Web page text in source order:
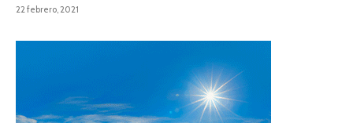
22 febrero, 2021